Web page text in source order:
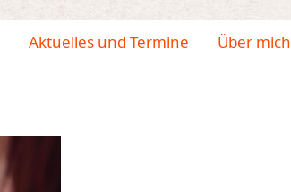
Aktuelles und Termine Über mich